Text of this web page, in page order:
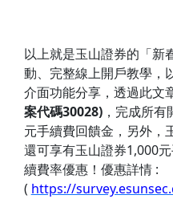
以上就是玉山證券的「新
動、完整線上開戶教學，
介面功能分享，透過此文
案代碼30028)，完成所有
元手續費回饋金，另外，
還可享有玉山證券1,000
續費率優惠！優惠詳情 :
( https://